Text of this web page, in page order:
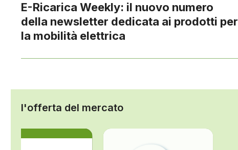
E-Ricarica Weekly: il nuovo numero
della newsletter dedicata ai prodotti per
la mobilità elettrica
l'offerta del mercato